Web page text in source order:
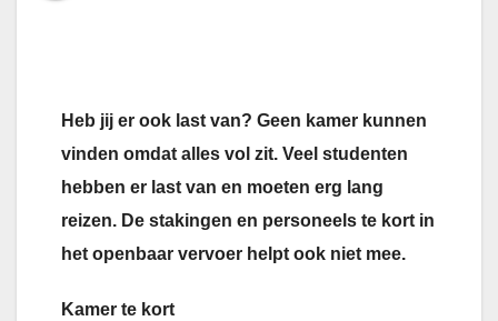
Heb jij er ook last van? Geen kamer kunnen
vinden omdat alles vol zit. Veel studenten
hebben er last van en moeten erg lang
reizen. De stakingen en personeels te kort in
het openbaar vervoer helpt ook niet mee.
Kamer te kort